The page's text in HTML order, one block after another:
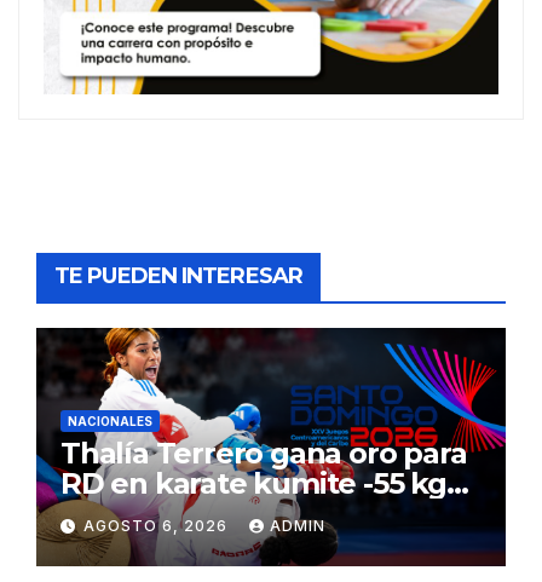
TE PUEDEN INTERESAR
NACIONALES
Thalía Terrero gana oro para
RD en karate kumite -55 kg
en Santo Domingo 2026
AGOSTO 6, 2026 ADMIN